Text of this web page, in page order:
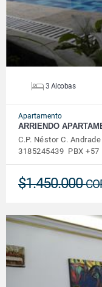
3 Alcobas
Apartamento
ARRIENDO
C.P. Néstor C.
3185245439 PBX
$1.450.000